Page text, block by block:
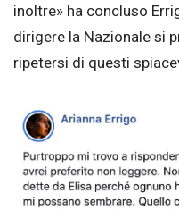
inoltre» ha concluso
dirigere la Nazionale si
ripetersi di questi